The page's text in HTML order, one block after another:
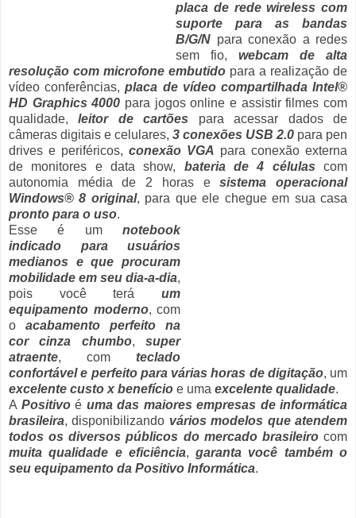
placa de rede wireless com
suporte para as bandas
B/G/N para conexão a redes
sem fio, webcam de alta
resolução com microfone embutido para a realização de
vídeo conferências,placa de vídeo compartilhada Intel®
HD Graphics 4000 para jogos online e assistir filmes com
qualidade,leitor de cartões para acessar dados de
câmeras digitais e celulares, 3 conexões USB 2.0 para pen
drives e periféricos, conexão VGA para conexão externa
de monitores e data show, bateria de 4 células com
autonomia média de 2 horas esistema operacional
Windows® 8 original, para que ele chegue em sua casa
pronto para o uso.
Esse é um notebook
indicado para usuários
medianos e que procuram
mobilidade em seu dia-a-dia,
pois você terá um
equipamento moderno, com
o acabamento perfeito na
cor cinza chumbo,super
atraente, com teclado
confortável e perfeito para várias horas de digitação, um
excelente custo x benefício e uma excelente qualidade.
A Positivoé uma das maiores empresas de informática
brasileira, disponibilizando vários modelos que atendem
todos os diversos públicos do mercado brasileirocom
muita qualidade e eficiência,garanta você também o
seu equipamento da Positivo Informática.